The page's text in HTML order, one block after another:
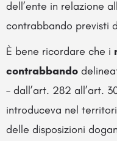
dell’ente in relazione
contrabbando previsti
È bene ricordare che i
contrabbando
– dall’art. 282 all’art.
introduceva nel
delle disposizioni